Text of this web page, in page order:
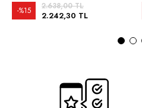
2.242,30 TL
2.638,00 TL
%15